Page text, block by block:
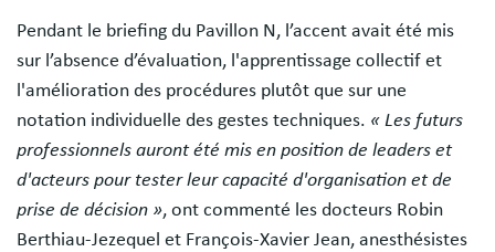
Pendant le briefing du Pavillon N, l’accent avait été mis
sur l’absence d’évaluation, l'apprentissage collectif et
l'amélioration des procédures plutôt que sur une
notation individuelle des gestes techniques. « Les futurs
professionnels auront été mis en position de leaders et
d'acteurs pour tester leur capacité d'organisation et de
prise de décision », ont commenté les docteurs Robin
Berthiau-Jezequel et François-Xavier Jean, anesthésistes